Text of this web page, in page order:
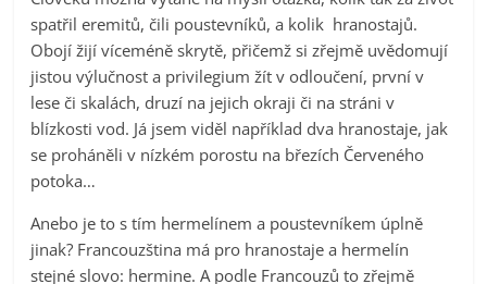
spatřil eremitů, čili poustevníků, a kolik hranostajů.
Obojí žijí víceméně skrytě, přičemž si zřejmě uvědomují
jistou výlučnost a privilegium žít v odloučení, první v
lese či skalách, druzí na jejich okraji či na stráni v
blízkosti vod. Já jsem viděl například dva hranostaje, jak
se proháněli v nízkém porostu na březích Červeného
potoka…
Anebo je to s tím hermelínem a poustevníkem úplně
jinak? Francouzština má pro hranostaje a hermelín
stejné slovo: hermine. A podle Francouzů to zřejmě